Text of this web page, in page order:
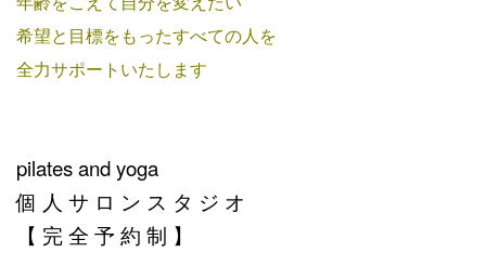
希望と目標をもったすべての人を
全力サポートいたします
pilates and yoga
個 人 サ ロ ン ス タ ジ オ
【 完 全 予 約 制 】